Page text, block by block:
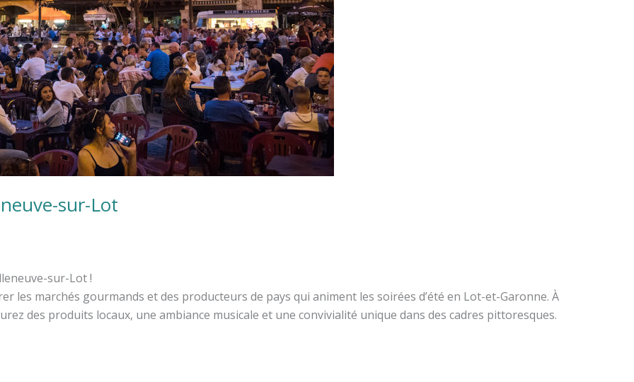
sur-Lot
sur-Lot !
marchés gourmands et des producteurs de pays qui animent les soirées d’été en Lot-et-Garonne. À
des produits locaux, une ambiance musicale et une convivialité unique dans des cadres pittoresques.